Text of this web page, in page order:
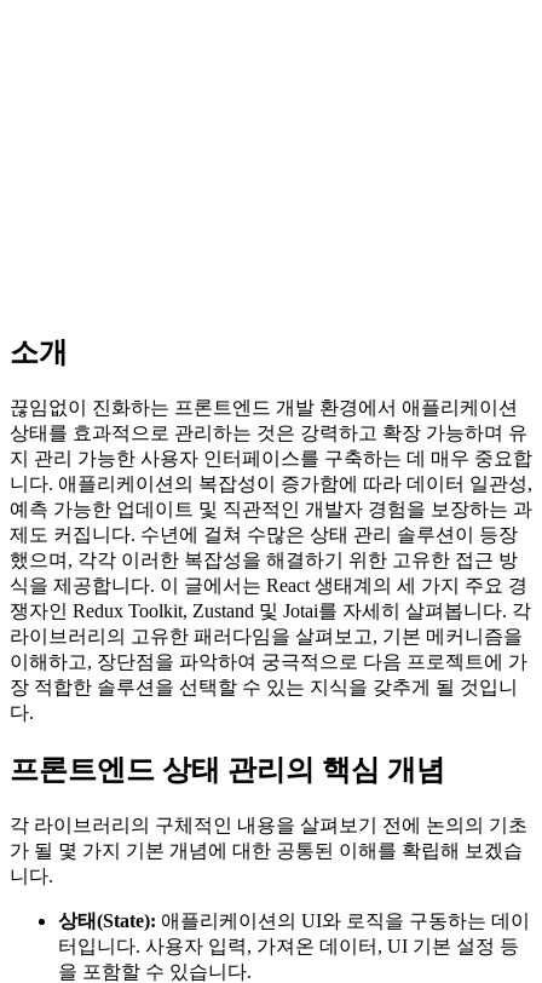
소개
끊임없이 진화하는 프론트엔드 개발 환경에서 애플리케이션
상태를 효과적으로 관리하는 것은 강력하고 확장 가능하며 유
지 관리 가능한 사용자 인터페이스를 구축하는 데 매우 중요합
니다. 애플리케이션의 복잡성이 증가함에 따라 데이터 일관성,
예측 가능한 업데이트 및 직관적인 개발자 경험을 보장하는 과
제도 커집니다. 수년에 걸쳐 수많은 상태 관리 솔루션이 등장
했으며, 각각 이러한 복잡성을 해결하기 위한 고유한 접근 방
식을 제공합니다. 이 글에서는 React 생태계의 세 가지 주요 경
쟁자인 Redux Toolkit, Zustand 및 Jotai를 자세히 살펴봅니다. 각
라이브러리의 고유한 패러다임을 살펴보고, 기본 메커니즘을
이해하고, 장단점을 파악하여 궁극적으로 다음 프로젝트에 가
장 적합한 솔루션을 선택할 수 있는 지식을 갖추게 될 것입니
다.
프론트엔드 상태 관리의 핵심 개념
각 라이브러리의 구체적인 내용을 살펴보기 전에 논의의 기초
가 될 몇 가지 기본 개념에 대한 공통된 이해를 확립해 보겠습
니다.
상태(State): 애플리케이션의 UI와 로직을 구동하는 데이
터입니다. 사용자 입력, 가져온 데이터, UI 기본 설정 등
을 포함할 수 있습니다.